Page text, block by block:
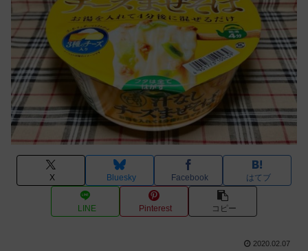
X Bluesky Facebook はてブ
LINE Pinterest コピー
2020.02.07